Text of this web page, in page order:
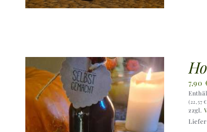
7,90
(22,57€
zzgl.